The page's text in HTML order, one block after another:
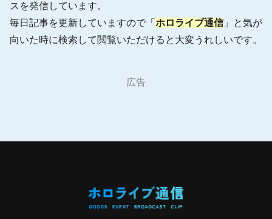
スを発信しています。
毎日記事を更新していますので「 ホロライブ通信 」と気が
向いた時に検索して閲覧いただけると大変うれしいです。
広告